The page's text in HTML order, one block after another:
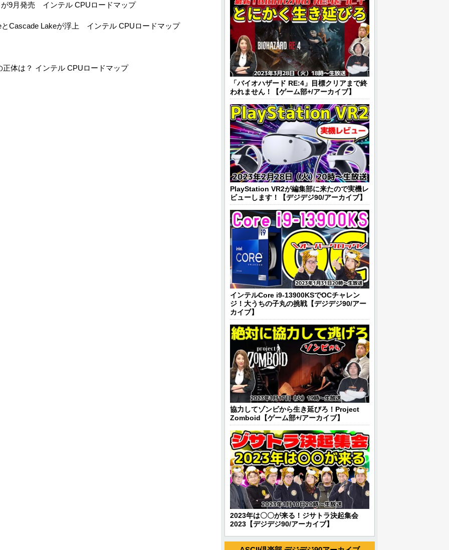
が9月発売 インテル CPUロードマップ
Cascade Lakeが浮上 インテル CPUロードマップ
体は？ インテル CPUロードマップ
「バイオハザード RE:4」目標クリアまで終
われません！【ゲーム部+/アーカイブ】
PlayStation VR2が編集部に来たので実機レ
ビューします！【デジデジ90/アーカイブ】
インテルCore i9-13900KSでOCチャレン
ジ！大うちの子丸の挑戦【デジデジ90/アー
カイブ】
協力してゾンビから生き延びろ！Project
Zomboid【ゲーム部+/アーカイブ】
2023年は〇〇が来る！ジサトラ決起集会
2023【デジデジ90/アーカイブ】